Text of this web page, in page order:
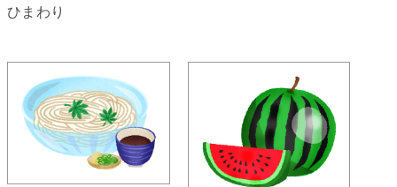
ひまわり